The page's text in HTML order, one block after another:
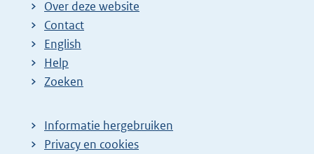
Over deze website
Contact
English
Help
Zoeken
Informatie hergebruiken
Privacy en cookies